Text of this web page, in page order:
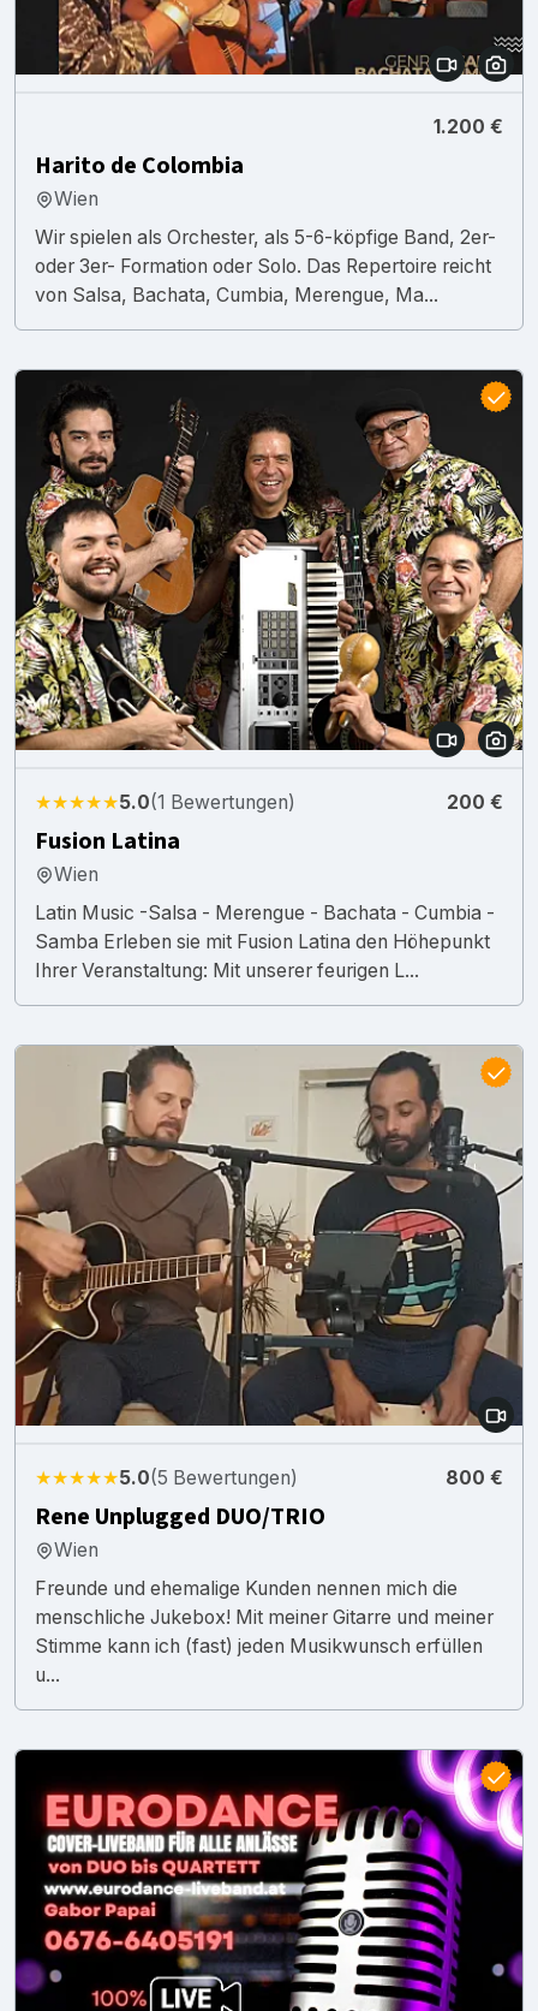
1.200 €
Harito de Colombia
Wien
Wir spielen als Orchester, als 5-6-köpfige Band, 2er-
oder 3er- Formation oder Solo. Das Repertoire reicht
von Salsa, Bachata, Cumbia, Merengue, Ma...
★★★★★5.0(1 Bewertungen) 200 €
Fusion Latina
Wien
Latin Music -Salsa - Merengue - Bachata - Cumbia -
Samba Erleben sie mit Fusion Latina den Höhepunkt
Ihrer Veranstaltung: Mit unserer feurigen L...
★★★★★5.0(5 Bewertungen) 800 €
Rene Unplugged DUO/TRIO
Wien
Freunde und ehemalige Kunden nennen mich die
menschliche Jukebox! Mit meiner Gitarre und meiner
Stimme kann ich (fast) jeden Musikwunsch erfüllen
u...